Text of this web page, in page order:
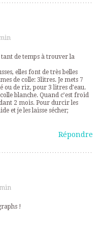
de temps à trouver la
elles font de très belles
de colle: 3litres. Je mets 7
ou de riz, pour 3 litres d’eau.
blanche. Quand c’est froid
2 mois. Pour durcir les
et je les laisse sécher;
Répondre
!